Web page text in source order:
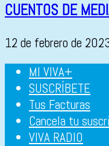
CUENTOS DE
12 de febrero de
MI VIVA+
SUSCRÍBETE
Tus Facturas
Cancela tu
VIVA RADIO